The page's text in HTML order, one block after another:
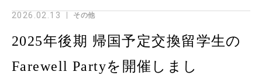
2026.02.13 その他
2025年後期 帰国予定交換留学生の
Farewell Partyを開催しまし